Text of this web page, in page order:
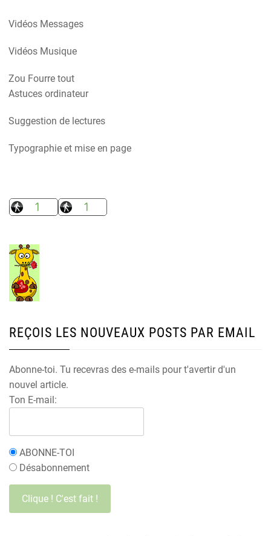
Vidéos Messages
Vidéos Musique
Zou Fourre tout
Astuces ordinateur
Suggestion de lectures
Typographie et mise en page
REÇOIS LES NOUVEAUX POSTS PAR EMAIL
Abonne-toi. Tu recevras des e-mails pour t'avertir d'un
nouvel article.
Ton E-mail:
ABONNE-TOI
Désabonnement